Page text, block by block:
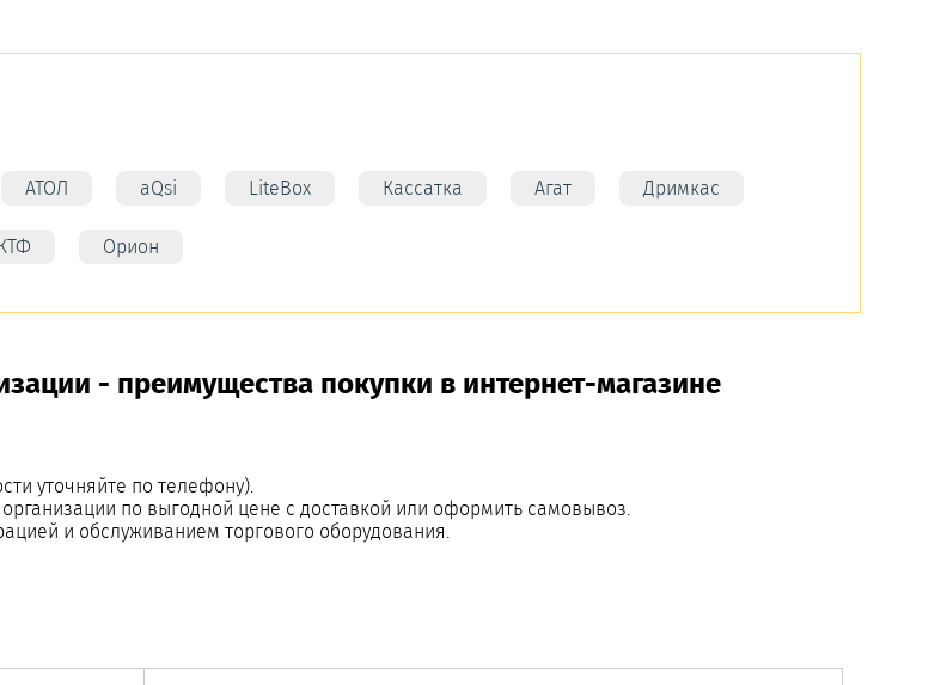
АТОЛ aQsi LiteBox Кассатка Агат Дримкас
Орион
- преимущества покупки в интернет-магазине
уточняйте по телефону).
по выгодной цене с доставкой или оформить самовывоз.
и обслуживанием торгового оборудования.